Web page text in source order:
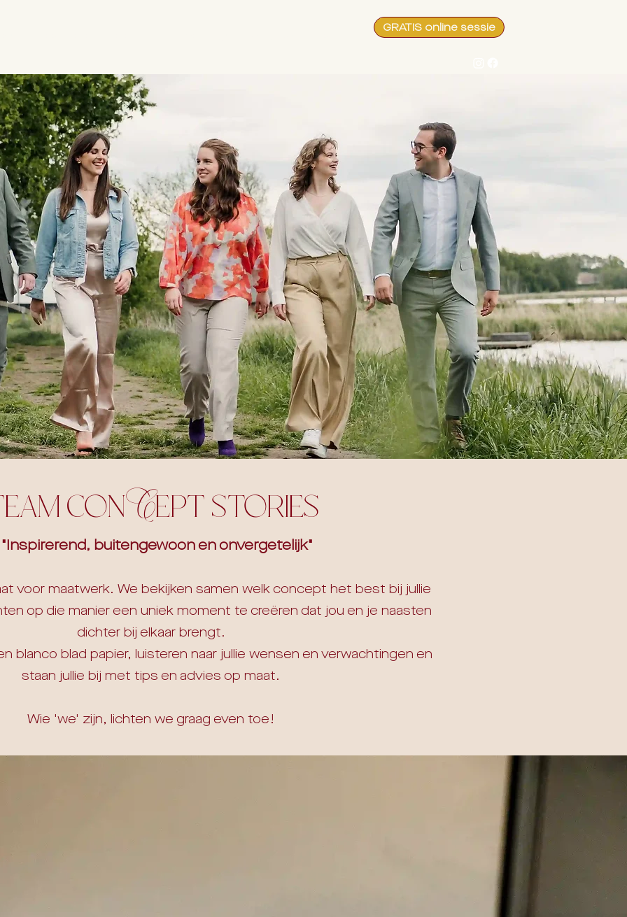
GRATIS online sessie
conCept stories
"Inspirerend, buitengewoon en onvergetelijk"
voor maatwerk. We bekijken samen welk concept het best bij jullie
op die manier een uniek moment te creëren dat jou en je naasten
dichter bij elkaar brengt.
blanco blad papier, luisteren naar jullie wensen en verwachtingen en
staan jullie bij met tips en advies op maat.
Wie 'we' zijn, lichten we graag even toe!